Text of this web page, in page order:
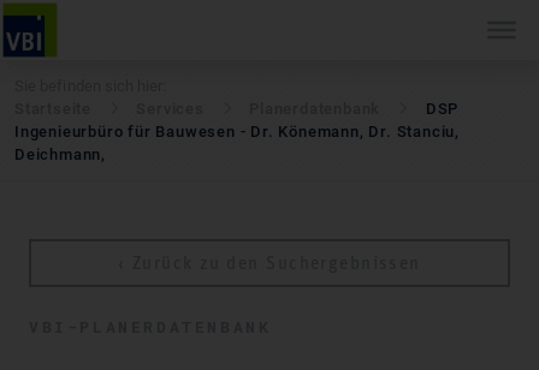
DSP
Ingenieurbüro für Bauwesen - Dr. Könemann, Dr. Stanciu,
Deichmann,